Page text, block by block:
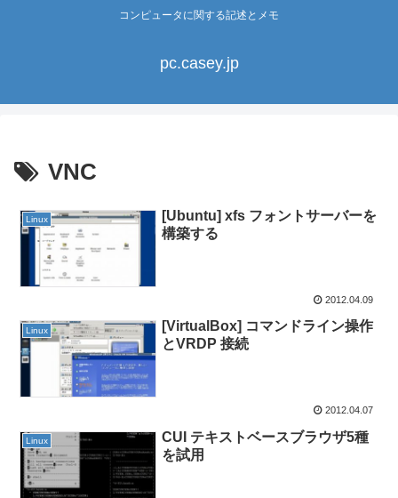
コンピュータに関する記述とメモ
pc.casey.jp
VNC
Linux
[Ubuntu] xfs フォントサーバーを
構築する
2012.04.09
Linux
[VirtualBox] コマンドライン操作
とVRDP 接続
2012.04.07
Linux
CUI テキストベースブラウザ5種
を試用